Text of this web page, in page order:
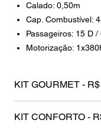
Calado: 0,50m
Cap. Combustível:
Passageiros: 15 D /
Motorização:
KIT GOURMET -
FRIGOBAR
KIT CONFORTO -